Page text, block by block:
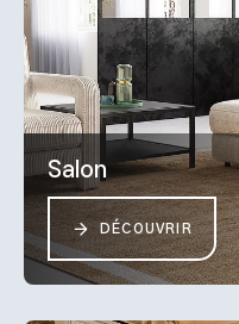
Salon
DÉCOUVRIR